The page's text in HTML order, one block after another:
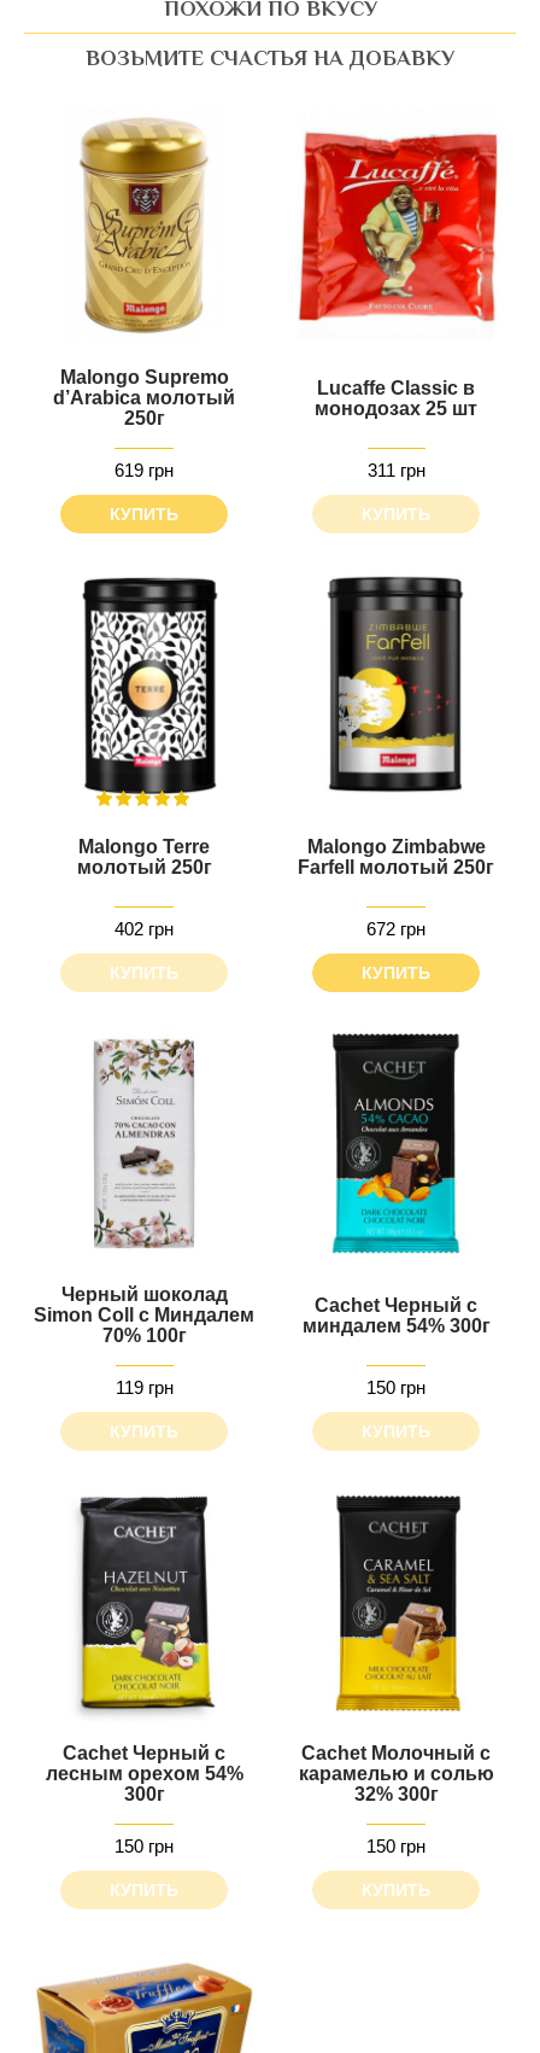
ПОХОЖИ ПО ВКУСУ
ВОЗЬМИТЕ СЧАСТЬЯ НА ДОБАВКУ
Malongo Supremo
d’Arabica молотый
250г
619 грн
КУПИТЬ
Lucaffe Classic в
монодозах 25 шт
311 грн
КУПИТЬ
Malongo Terre
молотый 250г
402 грн
КУПИТЬ
Malongo Zimbabwe
Farfell молотый 250г
672 грн
КУПИТЬ
Черный шоколад
Simon Coll с Миндалем
70% 100г
119 грн
КУПИТЬ
Cachet Черный с
миндалем 54% 300г
150 грн
КУПИТЬ
Cachet Черный с
лесным орехом 54%
300г
150 грн
КУПИТЬ
Cachet Молочный с
карамелью и солью
32% 300г
150 грн
КУПИТЬ